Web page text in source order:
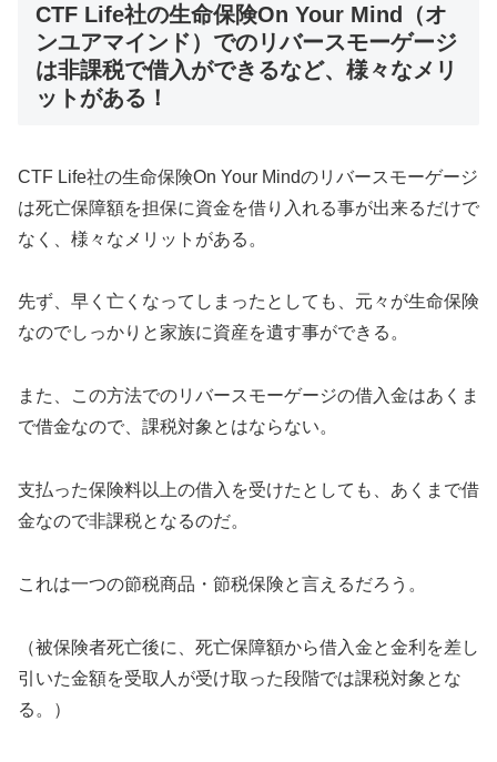
CTF Life社の生命保険On Your Mind（オ
ンユアマインド）でのリバースモーゲージ
は非課税で借入ができるなど、様々なメリ
ットがある！
CTF Life社の生命保険On Your Mindのリバースモーゲージ
は死亡保障額を担保に資金を借り入れる事が出来るだけで
なく、様々なメリットがある。
先ず、早く亡くなってしまったとしても、元々が生命保険
なのでしっかりと家族に資産を遺す事ができる。
また、この方法でのリバースモーゲージの借入金はあくま
で借金なので、課税対象とはならない。
支払った保険料以上の借入を受けたとしても、あくまで借
金なので非課税となるのだ。
これは一つの節税商品・節税保険と言えるだろう。
（被保険者死亡後に、死亡保障額から借入金と金利を差し
引いた金額を受取人が受け取った段階では課税対象とな
る。）